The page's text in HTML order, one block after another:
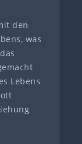
den
was
Lebens